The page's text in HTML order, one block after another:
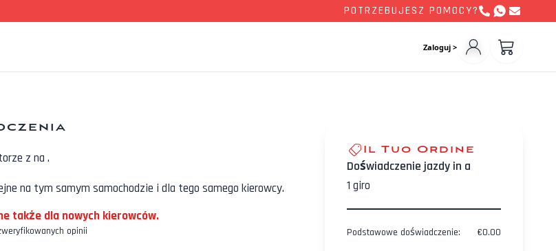
POTRZEBUJESZ POMOCY?
Zaloguj >
z na .
na tym samym samochodzie i dla tego samego kierowcy.
także dla nowych kierowców.
opinii
Il Tuo Ordine
Doświadczenie jazdy in a
1 giro
Podstawowe doświadczenie: €0.00